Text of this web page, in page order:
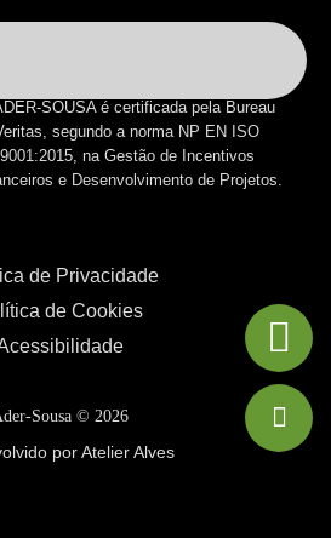
SOUSA é certificada pela Bureau
segundo a norma NP EN ISO
9001:2015, na Gestão de Incentivos
e Desenvolvimento de Projetos.
de Privacidade
de Cookies
Sousa © 2026
por Atelier Alves